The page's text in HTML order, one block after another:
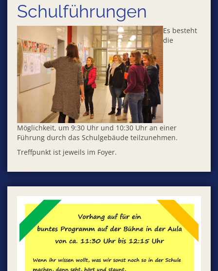
Schulführungen
Es besteht
die
Möglichkeit, um 9:30 Uhr und 10:30 Uhr an einer
Führung durch das Schulgebäude teilzunehmen.
Treffpunkt ist jeweils im Foyer.